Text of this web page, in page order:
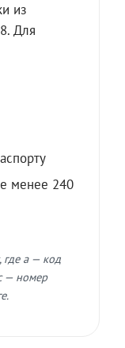
из
Для
менее 240
a — код
— номер